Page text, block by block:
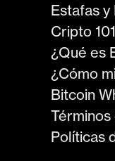
Estafas y
Cripto 101
¿Qué es
¿Cómo
Bitcoin
Términos
Políticas